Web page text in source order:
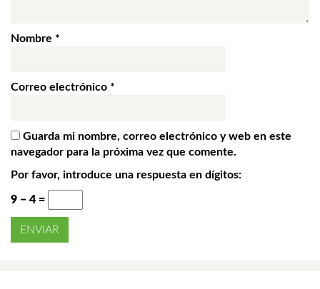
Nombre *
Correo electrónico *
Guarda mi nombre, correo electrónico y web en este
navegador para la próxima vez que comente.
Por favor, introduce una respuesta en dígitos:
9 − 4 =